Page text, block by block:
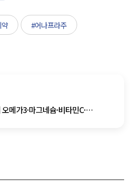
#어나프라주
메가3·마그네슘·비타민C·